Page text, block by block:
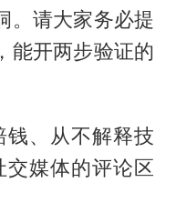
。请大家务必提
能开两步验证的
钱、从不解释技
交媒体的评论区